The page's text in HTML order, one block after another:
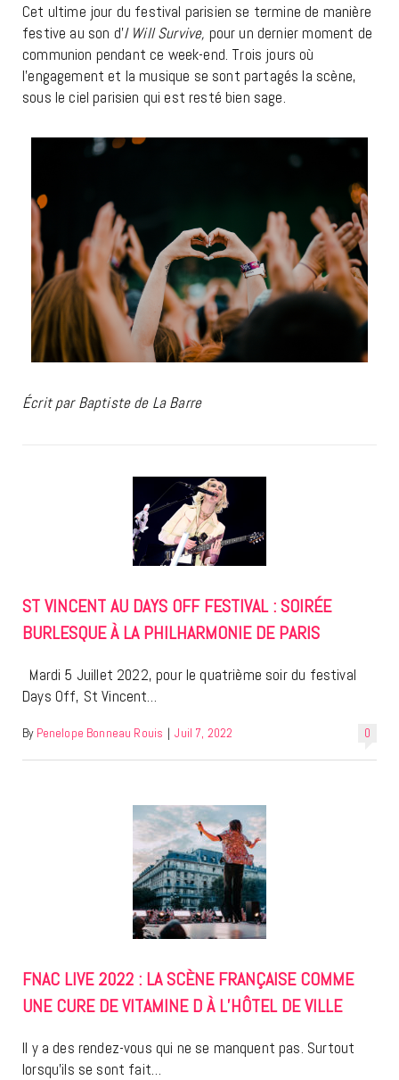
Cet ultime jour du festival parisien se termine de manière
festive au son d’I Will Survive, pour un dernier moment de
communion pendant ce week-end. Trois jours où
l’engagement et la musique se sont partagés la scène,
sous le ciel parisien qui est resté bien sage.
Écrit par Baptiste de La Barre
ST VINCENT AU DAYS OFF FESTIVAL : SOIRÉE
BURLESQUE À LA PHILHARMONIE DE PARIS
Mardi 5 Juillet 2022, pour le quatrième soir du festival
Days Off, St Vincent…
0
By Penelope Bonneau Rouis | Juil 7, 2022
FNAC LIVE 2022 : LA SCÈNE FRANÇAISE COMME
UNE CURE DE VITAMINE D À L’HÔTEL DE VILLE
Il y a des rendez-vous qui ne se manquent pas. Surtout
lorsqu’ils se sont fait…